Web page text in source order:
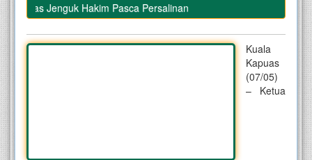
Jenguk Hakim Pasca Persalinan
Kuala
Kapuas
(07/05)
– Ketua